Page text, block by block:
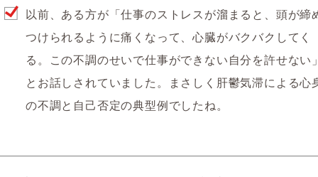
以前、ある方が「仕事のストレスが溜まると、頭が締
つけられるように痛くなって、心臓がバクバクしてく
る。この不調のせいで仕事ができない自分を許せない」
とお話しされていました。まさしく肝鬱気滞による心
の不調と自己否定の典型例でしたね。